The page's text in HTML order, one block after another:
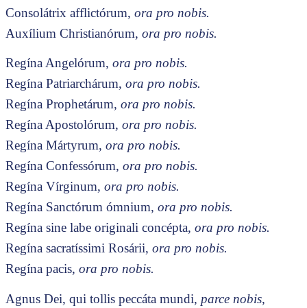
Consolátrix afflictórum, ora pro nobis.
Auxílium Christianórum, ora pro nobis.
Regína Angelórum, ora pro nobis.
Regína Patriarchárum, ora pro nobis.
Regína Prophetárum, ora pro nobis.
Regína Apostolórum, ora pro nobis.
Regína Mártyrum, ora pro nobis.
Regína Confessórum, ora pro nobis.
Regína Vírginum, ora pro nobis.
Regína Sanctórum ómnium, ora pro nobis.
Regína sine labe originali concépta, ora pro nobis.
Regína sacratíssimi Rosárii, ora pro nobis.
Regína pacis, ora pro nobis.
Agnus Dei, qui tollis peccáta mundi, parce nobis,